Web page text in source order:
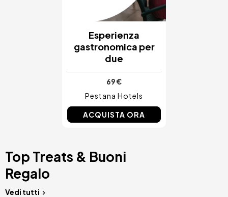
Esperienza
gastronomica per
due
69 €
Pestana Hotels
ACQUISTA ORA
Top Treats & Buoni
Regalo
Vedi tutti